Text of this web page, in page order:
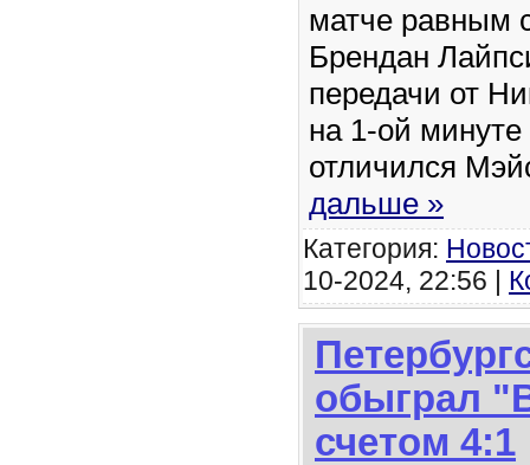
матче равным
Брендан
передачи от
на 1-ой минуте
отличился
дальше »
Категория:
10-2024, 22:56 |
обыграл
счетом 4:1